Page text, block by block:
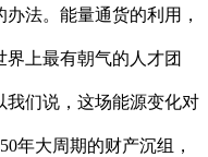
法。能量通货的利用，
上最有朝气的人才团
我们说，这场能源变化对
年大周期的财产沉组，